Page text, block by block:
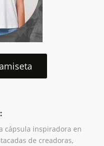
cápsula inspiradora en
de creadoras,